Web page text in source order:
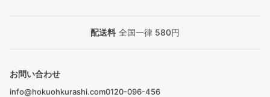
配送料 全国一律 580円
お問い合わせ
info@hokuohkurashi.com0120-096-456